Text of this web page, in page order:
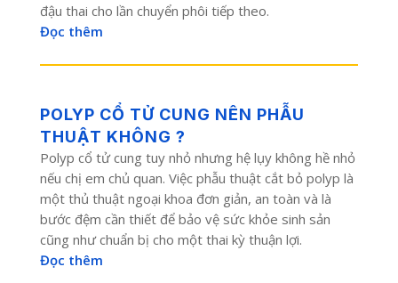
đậu thai cho lần chuyển phôi tiếp theo.
Đọc thêm
POLYP CỔ TỬ CUNG NÊN PHẪU
THUẬT KHÔNG ?
Polyp cổ tử cung tuy nhỏ nhưng hệ lụy không hề nhỏ
nếu chị em chủ quan. Việc phẫu thuật cắt bỏ polyp là
một thủ thuật ngoại khoa đơn giản, an toàn và là
bước đệm cần thiết để bảo vệ sức khỏe sinh sản
cũng như chuẩn bị cho một thai kỳ thuận lợi.
Đọc thêm